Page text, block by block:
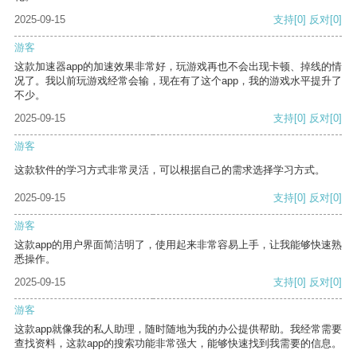
2025-09-15
支持[0] 反对[0]
游客
这款加速器app的加速效果非常好，玩游戏再也不会出现卡顿、掉线的情
况了。我以前玩游戏经常会输，现在有了这个app，我的游戏水平提升了
不少。
2025-09-15
支持[0] 反对[0]
游客
这款软件的学习方式非常灵活，可以根据自己的需求选择学习方式。
2025-09-15 支持[0] 反对[0]
游客
这款app的用户界面简洁明了，使用起来非常容易上手，让我能够快速熟
悉操作。
2025-09-15
支持[0] 反对[0]
游客
这款app就像我的私人助理，随时随地为我的办公提供帮助。我经常需要
查找资料，这款app的搜索功能非常强大，能够快速找到我需要的信息。